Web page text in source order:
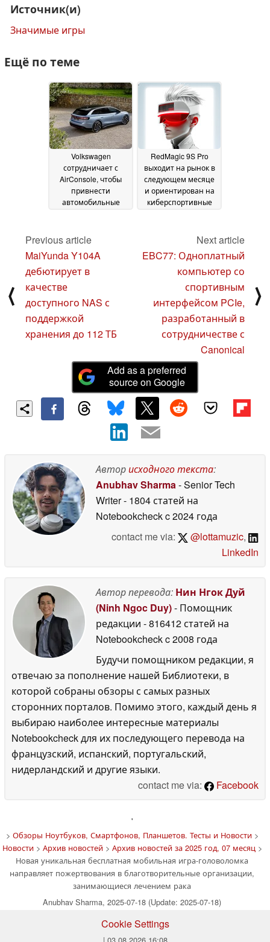
Источник(и)
Значимые игры
Ещё по теме
Volkswagen
сотрудничает с
AirConsole, чтобы
привнести
автомобильные
RedMagic 9S Pro
выходит на рынок в
следующем месяце
и ориентирован на
киберспортивные
⟨
Previous article
MaiYunda Y104A
дебютирует в
качестве
доступного NAS с
поддержкой
хранения до 112 ТБ
Next article
EBC77: Одноплатный
компьютер со
спортивным
интерфейсом PCIe,
разработанный в
сотрудничестве с
Canonical
⟩
Add as a preferred
source on Google
Авторисходного текста:
Anubhav Sharma- Senior Tech
Writer- 1804 статей на
Notebookcheckc 2024 года
contact me via:
@lottamuzic,
LinkedIn
Автор перевода: Нин Нгок Дуй
(Ninh Ngoc Duy)- Помощник
редакции - 816412 статей на
Notebookcheckc 2008 года
Будучи помощником редакции, я
отвечаю за пополнение нашей Библиотеки, в
которой собраны обзоры с самых разных
сторонних порталов. Помимо этого, каждый день я
выбираю наиболее интересные материалы
Notebookcheck для их последующего перевода на
французский, испанский, португальский,
нидерландский и другие языки.
contact me via:
Facebook
'
> Обзоры Ноутбуков, Смартфонов, Планшетов. Тесты и Новости>
Новости> Архив новостей> Архив новостей за 2025 год, 07 месяц>
Новая уникальная бесплатная мобильная игра-головоломка
направляет пожертвования в благотворительные организации,
занимающиеся лечением рака
Anubhav Sharma, 2025-07-18 (Update: 2025-07-18)
Cookie Settings